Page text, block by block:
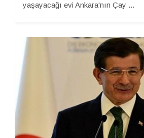
yaşayacağı evi Ankara'nın Çay ...